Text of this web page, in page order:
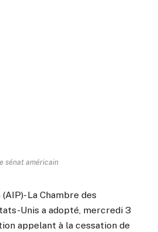
sénat américain
La Chambre des
Unis a adopté, mercredi 3
appelant à la cessation de